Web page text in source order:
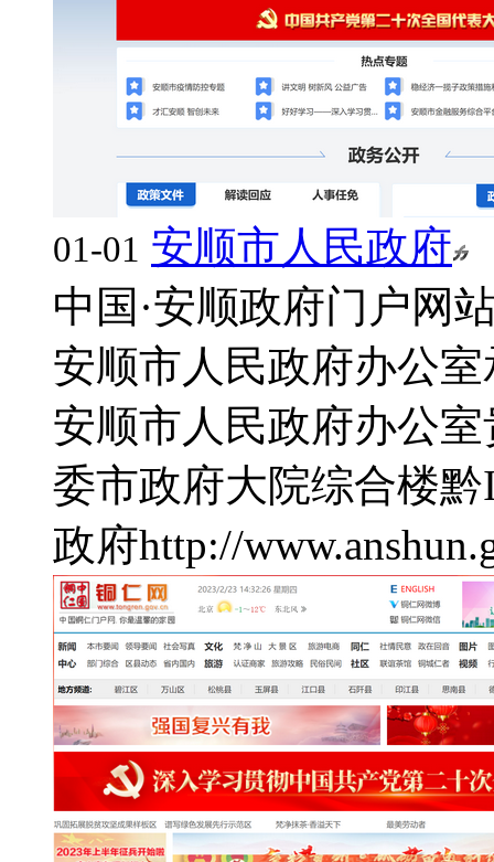
01-01 安顺市人民政府
中国·安顺政府门户网
安顺市人民政府办公
安顺市人民政府办公室
委市政府大院综合楼黔
政府http://